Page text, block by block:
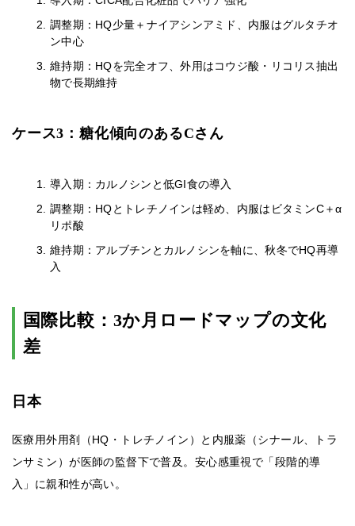
調整期：HQ少量＋ナイアシンアミド、内服はグルタチオ
ン中心
維持期：HQを完全オフ、外用はコウジ酸・リコリス抽出
物で長期維持
ケース3：糖化傾向のあるCさん
導入期：カルノシンと低GI食の導入
調整期：HQとトレチノインは軽め、内服はビタミンC＋α
リポ酸
維持期：アルブチンとカルノシンを軸に、秋冬でHQ再導
入
国際比較：3か月ロードマップの文化
差
日本
医療用外用剤（HQ・トレチノイン）と内服薬（シナール、トラ
ンサミン）が医師の監督下で普及。安心感重視で「段階的導
入」に親和性が高い。